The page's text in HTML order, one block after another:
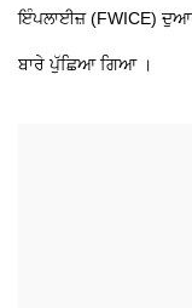
ਇੰਪਲਾਈਜ਼ (FWICE)
ਬਾਰੇ ਪੁੱਛਿਆ ਗਿਆ ।